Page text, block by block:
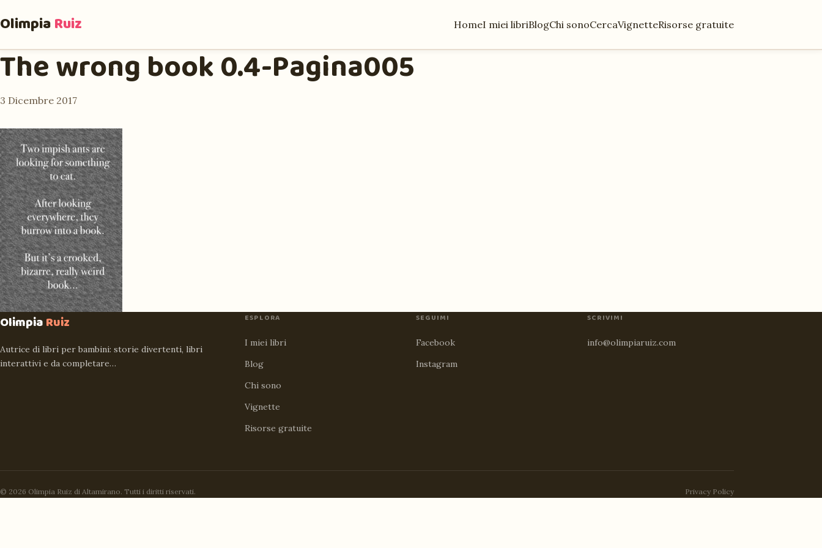
OlimpiaRuiz HomeI miei libriBlogChi sonoCercaVignetteRisorse gratuite
The wrong book 0.4-Pagina005
3 Dicembre 2017
OlimpiaRuiz
Autrice di libri per bambini: storie divertenti, libri
interattivi e da completare…
ESPLORA
I miei libri
Blog
Chi sono
Vignette
Risorse gratuite
SEGUIMI
Facebook
Instagram
SCRIVIMI
info@olimpiaruiz.com
© 2026 Olimpia Ruiz di Altamirano. Tutti i diritti riservati. Privacy Policy